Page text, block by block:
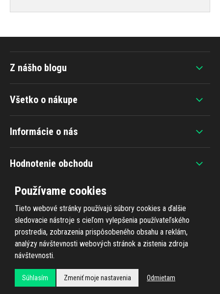
Všetko o nákupe
Informácie o nás
Hodnotenie obchodu
+420 607 383 838
Z nášho blogu
Všetky práva vyhradené © 2026Ahifi.sk, realizácia Shean.cz
Používame cookies
Tieto webové stránky používajú súbory cookies a ďalšie
sledovacie nástroje s cieľom vylepšenia používateľského
prostredia, zobrazenia prispôsobeného obsahu a reklám,
analýzy návštevnosti webových stránok a zistenia zdroja
návštevnosti.
Súhlasím Zmeniť moje nastavenia Odmietam